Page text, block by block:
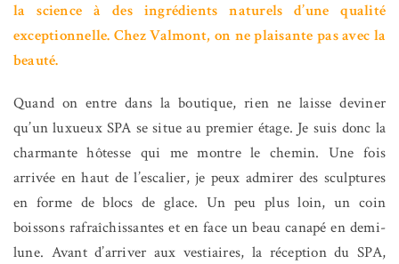
la science à des ingrédients naturels d’une qualité
exceptionnelle. Chez Valmont, on ne plaisante pas avec la
beauté.
Quand on entre dans la boutique, rien ne laisse deviner
qu’un luxueux SPA se situe au premier étage. Je suis donc la
charmante hôtesse qui me montre le chemin. Une fois
arrivée en haut de l’escalier, je peux admirer des sculptures
en forme de blocs de glace. Un peu plus loin, un coin
boissons rafraîchissantes et en face un beau canapé en demi-
lune. Avant d’arriver aux vestiaires, la réception du SPA,